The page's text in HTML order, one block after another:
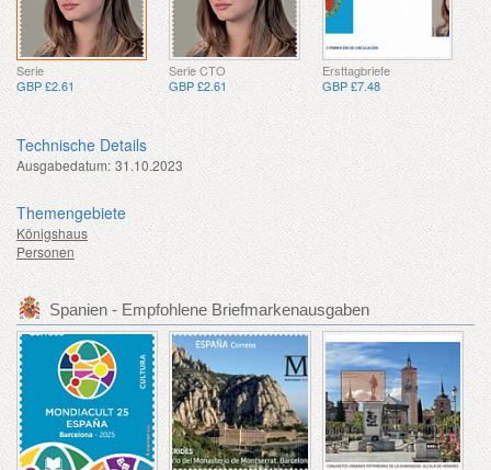
Serie
GBP £2.61
Serie CTO
GBP £2.61
Ersttagbriefe
GBP £7.48
Technische Details
Ausgabedatum: 31.10.2023
Themengebiete
Königshaus
Personen
Spanien - Empfohlene Briefmarkenausgaben